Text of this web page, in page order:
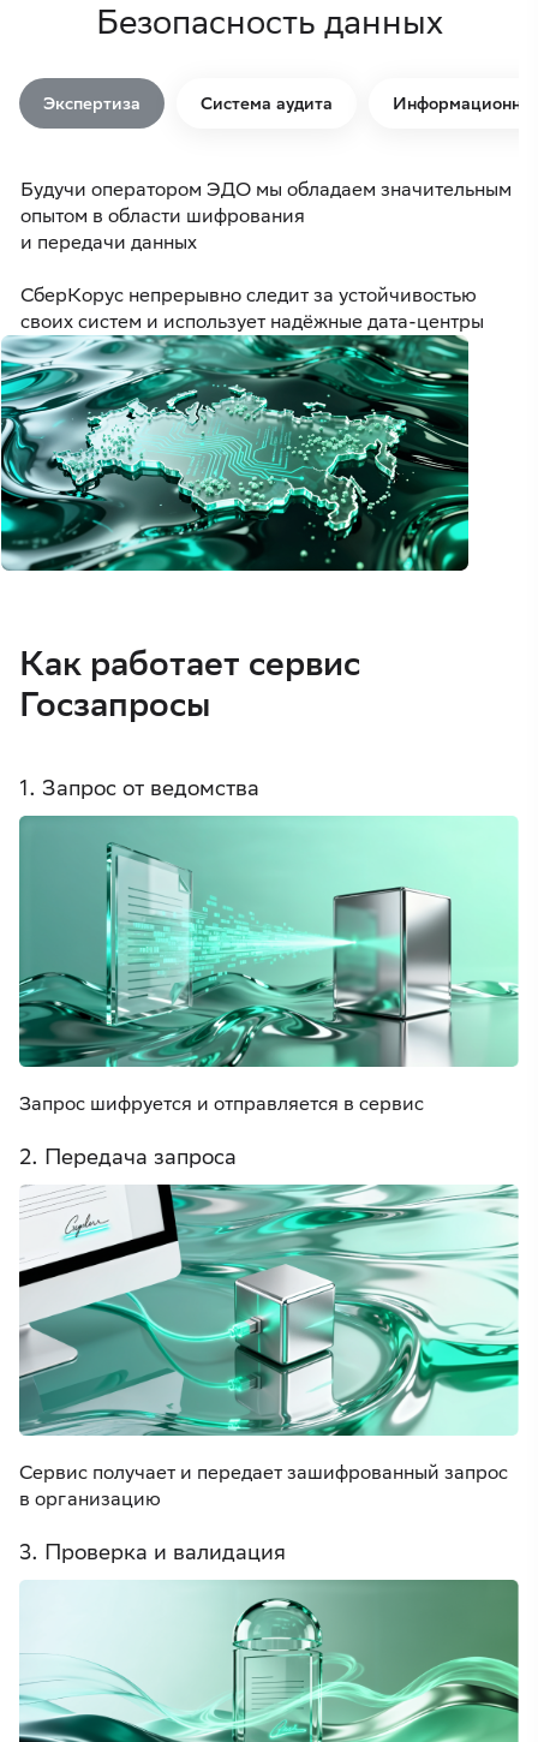
Безопасность данных
Экспертиза Система аудита Информационная
Будучи оператором ЭДО мы обладаем значительным
опытом в области шифрования
и передачи данных
СберКорус непрерывно следит за устойчивостью
своих систем и использует надёжные дата-центры
Как работает сервис
Госзапросы
1. Запрос от ведомства
Запрос шифруется и отправляется в сервис
2. Передача запроса
Сервис получает и передает зашифрованный запрос
в организацию
3. Проверка и валидация